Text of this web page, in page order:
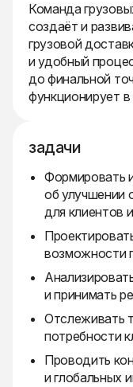
Команда
создаёт и
грузовой
и удобный
до финальной
функционирует
задачи
Формировать
об улучшении
для клиентов
возможности
и принимать
Отслеживать
потребности
Проводить
и глобальных